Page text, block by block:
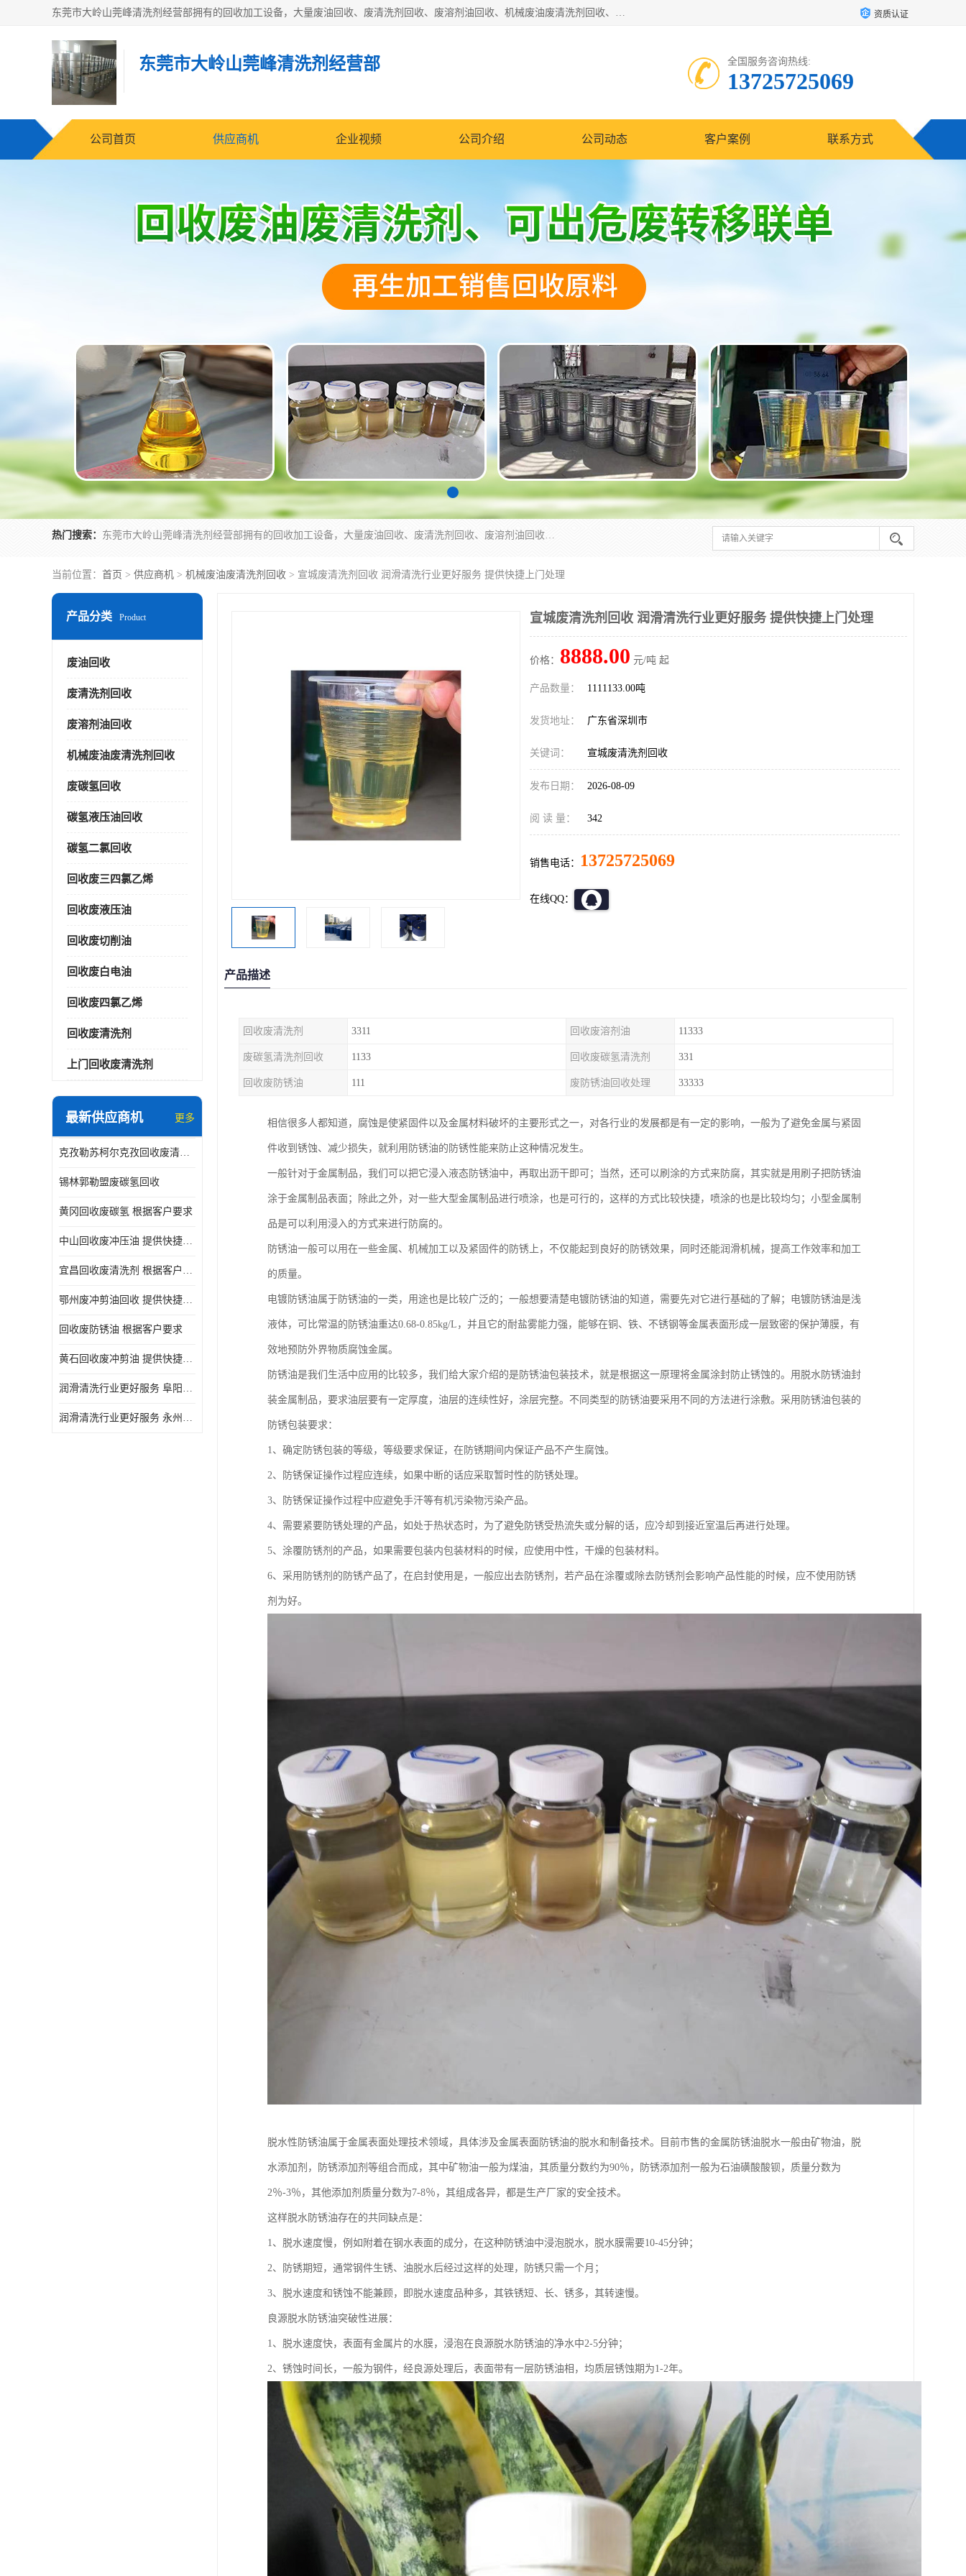
东莞市大岭山莞峰清洗剂经营部拥有的回收加工设备，大量废油回收、废清洗剂回收、废溶剂油回收、机械废油废清洗剂回收、废碳氢回收、碳氢液压油回收、碳氢二氯回收等废清洗剂处理；我们只是提供废旧化工原料的循环使用存放点，执行正规的存放，有正规的回收资质处理。同时我们公司批发零售回收级清洗剂，脱模油再生基础油，质量保证。 资质认证
东莞市大岭山莞峰清洗剂经营部 全国服务咨询热线:
13725725069
公司首页 供应商机 企业视频 公司介绍 公司动态 客户案例 联系方式
热门搜索： 东莞市大岭山莞峰清洗剂经营部拥有的回收加工设备，大量废油回收、废清洗剂回收、废溶剂油回收、机械废油废清洗剂回收、废碳氢回收、碳氢液压油回收、碳氢二氯回收等废清洗剂处理；我们只是提供废旧化工原料的循环使用存放点，执行正规的存放，有正规的回收资质处理。同时我们公司批发零售回收级清洗剂，脱模油再生基础油，质量保证。
当前位置： 首页 > 供应商机 > 机械废油废清洗剂回收 > 宣城废清洗剂回收 润滑清洗行业更好服务 提供快捷上门处理
产品分类 Product
废油回收
废清洗剂回收
废溶剂油回收
机械废油废清洗剂回收
废碳氢回收
碳氢液压油回收
碳氢二氯回收
回收废三四氯乙烯
回收废液压油
回收废切削油
回收废白电油
回收废四氯乙烯
回收废清洗剂
上门回收废清洗剂
最新供应商机 更多
克孜勒苏柯尔克孜回收废清洗剂
锡林郭勒盟废碳氢回收
黄冈回收废碳氢 根据客户要求
中山回收废冲压油 提供快捷上门处理
宜昌回收废清洗剂 根据客户要求
鄂州废冲剪油回收 提供快捷上门处理
回收废防锈油 根据客户要求
黄石回收废冲剪油 提供快捷上门处理
润滑清洗行业更好服务 阜阳回收废防锈油
润滑清洗行业更好服务 永州废冲剪油回收
宣城废清洗剂回收 润滑清洗行业更好服务 提供快捷上门处理
价格： 8888.00 元/吨 起
产品数量： 1111133.00吨
发货地址： 广东省深圳市
关键词： 宣城废清洗剂回收
发布日期： 2026-08-09
阅 读 量： 342
销售电话： 13725725069
在线QQ：
产品描述
回收废清洗剂 3311 回收废溶剂油 11333
废碳氢清洗剂回收 1133 回收废碳氢清洗剂 331
回收废防锈油 111 废防锈油回收处理 33333
相信很多人都知道，腐蚀是使紧固件以及金属材料破坏的主要形式之一，对各行业的发展都是有一定的影响，一般为了避免金属与紧固
件收到锈蚀、减少损失，就利用防锈油的防锈性能来防止这种情况发生。
一般针对于金属制品，我们可以把它浸入液态防锈油中，再取出沥干即可；当然，还可以刷涂的方式来防腐，其实就是用刷子把防锈油
涂于金属制品表面；除此之外，对一些大型金属制品进行喷涂，也是可行的，这样的方式比较快捷，喷涂的也是比较均匀；小型金属制
品是可以利用浸入的方式来进行防腐的。
防锈油一般可以用在一些金属、机械加工以及紧固件的防锈上，不仅能起到良好的防锈效果，同时还能润滑机械，提高工作效率和加工
的质量。
电镀防锈油属于防锈油的一类，用途也是比较广泛的；一般想要清楚电镀防锈油的知道，需要先对它进行基础的了解；电镀防锈油是浅
液体，可比常温的防锈油重达0.68-0.85kg/L，并且它的耐盐雾能力强，能够在铜、铁、不锈钢等金属表面形成一层致密的保护薄膜，有
效地预防外界物质腐蚀金属。
防锈油是我们生活中应用的比较多，我们给大家介绍的是防锈油包装技术，就是根据这一原理将金属涂封防止锈蚀的。用脱水防锈油封
装金属制品，要求油层要有一定厚度，油层的连续性好，涂层完整。不同类型的防锈油要采用不同的方法进行涂敷。采用防锈油包装的
防锈包装要求：
1、确定防锈包装的等级，等级要求保证，在防锈期间内保证产品不产生腐蚀。
2、防锈保证操作过程应连续，如果中断的话应采取暂时性的防锈处理。
3、防锈保证操作过程中应避免手汗等有机污染物污染产品。
4、需要紧要防锈处理的产品，如处于热状态时，为了避免防锈受热流失或分解的话，应冷却到接近室温后再进行处理。
5、涂覆防锈剂的产品，如果需要包装内包装材料的时候，应使用中性，干燥的包装材料。
6、采用防锈剂的防锈产品了，在启封使用是，一般应出去防锈剂，若产品在涂覆或除去防锈剂会影响产品性能的时候，应不使用防锈
剂为好。
脱水性防锈油属于金属表面处理技术领域，具体涉及金属表面防锈油的脱水和制备技术。目前市售的金属防锈油脱水一般由矿物油，脱
水添加剂，防锈添加剂等组合而成，其中矿物油一般为煤油，其质量分数约为90％，防锈添加剂一般为石油磺酸酸钡，质量分数为
2％-3％，其他添加剂质量分数为7-8％，其组成各异，都是生产厂家的安全技术。
这样脱水防锈油存在的共同缺点是：
1、脱水速度慢，例如附着在钢水表面的成分，在这种防锈油中浸泡脱水，脱水膜需要10-45分钟；
2、防锈期短，通常钢件生锈、油脱水后经过这样的处理，防锈只需一个月；
3、脱水速度和锈蚀不能兼顾，即脱水速度品种多，其铁锈短、长、锈多，其转速慢。
良源脱水防锈油突破性进展：
1、脱水速度快，表面有金属片的水膜，浸泡在良源脱水防锈油的净水中2-5分钟；
2、锈蚀时间长，一般为钢件，经良源处理后，表面带有一层防锈油相，均质层锈蚀期为1-2年。